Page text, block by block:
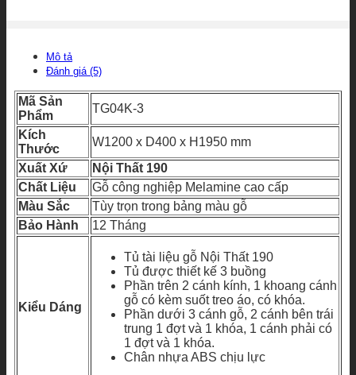
Mô tả
Đánh giá (5)
Mã Sản
Phẩm
TG04K-3
Kích
Thước
W1200 x D400 x H1950 mm
Xuất Xứ
Nội Thất 190
Chất Liệu
Gỗ công nghiệp Melamine cao cấp
Màu Sắc
Tùy trọn trong bảng màu gỗ
Bảo Hành
12 Tháng
Kiểu Dáng
Tủ tài liệu gỗ Nội Thất 190
Tủ được thiết kế 3 buồng
Phần trên 2 cánh kính, 1 khoang cánh
gỗ có kèm suốt treo áo, có khóa.
Phần dưới 3 cánh gỗ, 2 cánh bên trái
trung 1 đợt và 1 khóa, 1 cánh phải có
1 đợt và 1 khóa.
Chân nhựa ABS chịu lực